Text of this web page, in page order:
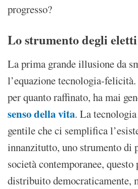
progresso?
Lo strumento degli eletti
La prima grande illusione da
l’equazione tecnologia-
per quanto raffinato, ha mai
senso della vita. La
gentile che ci semplifica
innanzitutto, uno strumento di
società contemporanee, questo
distribuito democraticamente,